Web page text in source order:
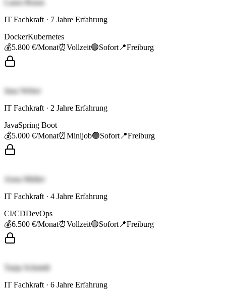
Laura Braun
IT Fachkraft · 7 Jahre Erfahrung
DockerKubernetes
💰5.800 €/Monat⏰Vollzeit🟢Sofort 📍Freiburg
Jana Weber
IT Fachkraft · 2 Jahre Erfahrung
JavaSpring Boot
💰5.000 €/Monat⏰Minijob🟢Sofort 📍Freiburg
Anna Müller
IT Fachkraft · 4 Jahre Erfahrung
CI/CDDevOps
💰6.500 €/Monat⏰Vollzeit🟢Sofort 📍Freiburg
Tanja Schmidt
IT Fachkraft · 6 Jahre Erfahrung